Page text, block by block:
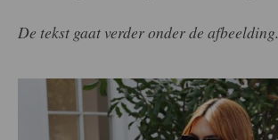
De tekst gaat verder onder de afbeelding.